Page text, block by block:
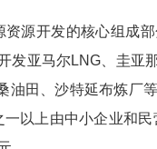
资源开发的核心组成
发亚马尔LNG、圭亚
油田、沙特延布炼厂
一以上由中小企业和